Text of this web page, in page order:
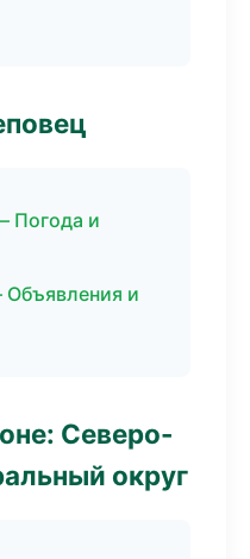
Погода и
и
Северо-
округ